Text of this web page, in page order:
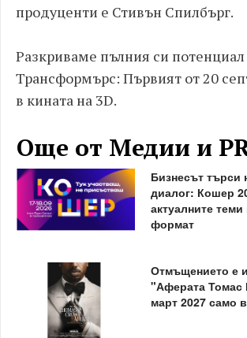
продуценти е Стивън Спилбърг.
Разкриваме пълния си потенциал
Трансформърс: Първият от 20
в кината на 3D.
Още от Медии и
Бизнесът търси
диалог: Кошер
актуалните
формат
Отмъщението е
"Аферата Томас
март 2027 само